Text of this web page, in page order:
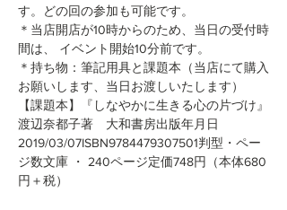
す。どの回の参加も可能です。
＊当店開店が10時からのため、当日の受付時
間は、 イベント開始10分前です。
＊持ち物：筆記用具と課題本（当店にて購入
お願いします、当日お渡しいたします）
【課題本】『しなやかに生きる心の片づけ』
渡辺奈都子著　大和書房出版年月日
2019/03/07ISBN9784479307501判型・ペー
ジ数文庫 ・ 240ページ定価748円（本体680
円＋税）